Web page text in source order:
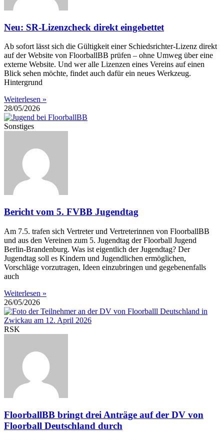
Neu: SR-Lizenzcheck direkt eingebettet
Ab sofort lässt sich die Gültigkeit einer Schiedsrichter-Lizenz direkt
auf der Website von FloorballBB prüfen – ohne Umweg über eine
externe Website. Und wer alle Lizenzen eines Vereins auf einen
Blick sehen möchte, findet auch dafür ein neues Werkzeug.
Hintergrund
Weiterlesen »
28/05/2026
Sonstiges
Bericht vom 5. FVBB Jugendtag
Am 7.5. trafen sich Vertreter und Vertreterinnen von FloorballBB
und aus den Vereinen zum 5. Jugendtag der Floorball Jugend
Berlin-Brandenburg. Was ist eigentlich der Jugendtag? Der
Jugendtag soll es Kindern und Jugendlichen ermöglichen,
Vorschläge vorzutragen, Ideen einzubringen und gegebenenfalls
auch
Weiterlesen »
26/05/2026
RSK
FloorballBB bringt drei Anträge auf der DV von
Floorball Deutschland durch